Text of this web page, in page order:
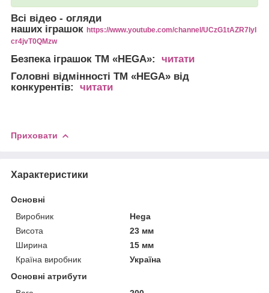
Всі відео - огляди
наших іграшок https://www.youtube.com/channel/UCzG1tAZR7IyI
cr4jvT0QMzw
Безпека іграшок ТМ «HEGA»:
читати
Головні відмінності ТМ «HEGA» від
конкурентів:
читати
Приховати
Характеристики
Основні
Виробник
Hega
Висота
23 мм
Ширина
15 мм
Країна виробник
Україна
Основні атрибути